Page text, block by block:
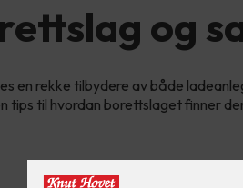
og
en rekke tilbydere av både
tips til hvordan borettslaget finner